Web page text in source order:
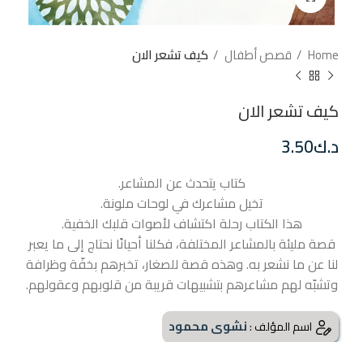
Home قصص أطفال كيف تشعر الان
كيف تشعر الان
د.ك3.50
كتاب يتحدث عن المشاعر.
تخيل مشاعرك في لوحات ملونة.
هذا الكتاب رحلة اكتشاف لأصوات قلبك الخفية.
قصة مليئة بالمشاعر المختلفة، فكلنا أحيانًا نحتاج إلى ما يعبر
لنا عن ما نشعر به. وهذه قصة للصغار، تخبرهم بخفّة وظرافة
وتشبّه لهم مشاعرهم بتشبيهات قريبة من قلوبهم وعقولهم.
اسم المؤلف :نشوى محمود